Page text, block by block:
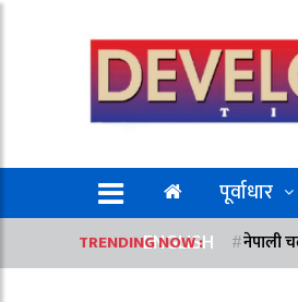
पूर्वाधार
ENGLISH
TRENDING NOW : नेपाली